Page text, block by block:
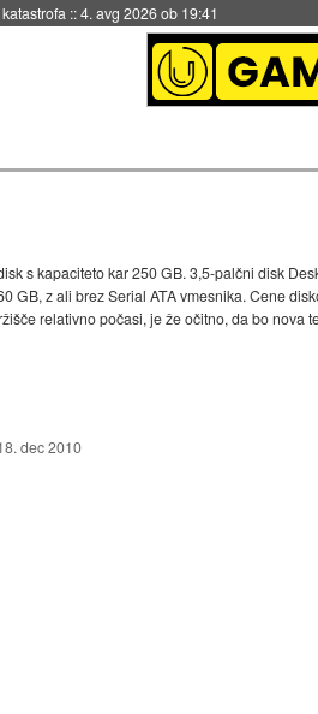
::4. avg 2026 ob 19:41
s kapaciteto kar 250 GB. 3,5-palčni disk
GB, z ali brez Serial ATA vmesnika. Cene
relativno počasi, je že očitno, da bo
dec 2010